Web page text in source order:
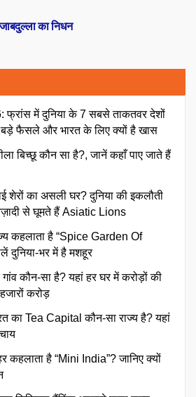
का निधन
में दुनिया के 7 सबसे ताकतवर देशों
फैसले और भारत के लिए क्यों है खास
बिच्छू कौन सा है?, जानें कहाँ पाए जाते हैं
शेरों का असली घर? दुनिया की इकलौती
से घूमते हैं Asiatic Lions
कहलाता है “Spice Garden Of
दुनिया-भर में है मशहूर
कौन-सा है? यहां हर घर में करोड़ों की
करोड़
का Tea Capital कौन-सा राज्य है? यहां
कहलाता है “Mini India”? जानिए क्यों